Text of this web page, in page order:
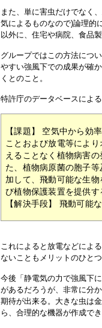
また、単に害虫だけでなく
気によるものなので)論理的
以外に、住宅や病院、食品
グループではこの方法につ
やすい強風下での成果が確
くとのこと。
特許庁のデータベースによ
【課題】 空気中から効
ことおよび放電等によ
えることなく植物病害
た、植物病原菌の胞子
加して、飛動可能な生
び植物保護装置を提供す
【解決手段】 飛動可能
これによると放電などによ
ないこともメリットのひと
今後「静電気の力で強風下
があるだろうが、非常に分
期待が出来る。大きな虫は
ら、合理的な機器が作成で